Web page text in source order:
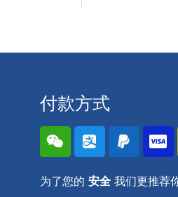
付款方式
为了您的 安全我们更推荐